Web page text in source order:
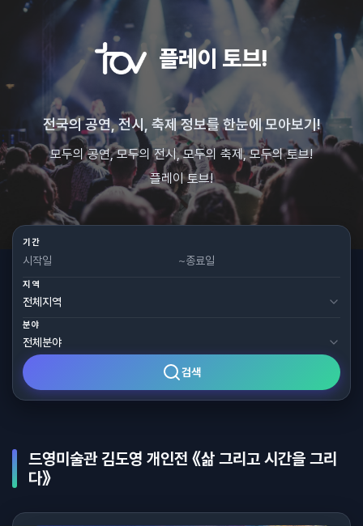
플레이 토브!
전국의 공연, 전시, 축제 정보를 한눈에 모아보기!
모두의 공연, 모두의 전시, 모두의 축제, 모두의 토브!
플레이 토브!
기간
~
지역
분야
검색
드영미술관 김도영 개인전 《삶 그리고 시간을 그리
다》